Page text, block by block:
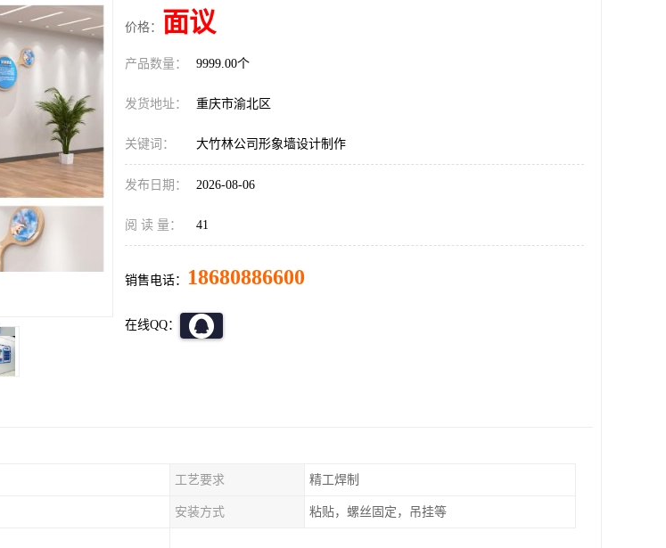
价格： 面议
产品数量： 9999.00个
发货地址： 重庆市渝北区
关键词： 大竹林公司形象墙设计制作
发布日期： 2026-08-06
阅 读 量： 41
销售电话： 18680886600
在线QQ：
工艺要求 精工焊制
安装方式 粘贴，螺丝固定，吊挂等